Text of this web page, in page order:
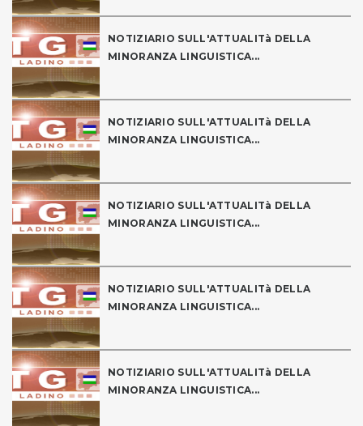
NOTIZIARIO SULL'ATTUALITà DELLA
MINORANZA LINGUISTICA...
NOTIZIARIO SULL'ATTUALITà DELLA
MINORANZA LINGUISTICA...
NOTIZIARIO SULL'ATTUALITà DELLA
MINORANZA LINGUISTICA...
NOTIZIARIO SULL'ATTUALITà DELLA
MINORANZA LINGUISTICA...
NOTIZIARIO SULL'ATTUALITà DELLA
MINORANZA LINGUISTICA...